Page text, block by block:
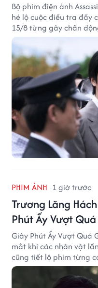
Bộ phim điện ảnh
hé lộ cuộc điều tra đầy
15/8 từng gây chấn
PHIM ẢNH 1 giờ trước
Trương Lăng
Phút Ấy Vượt
Giây Phút Ấy Vượt Quá
mắt khi các nhân vật
cũng tiết lộ phim từng